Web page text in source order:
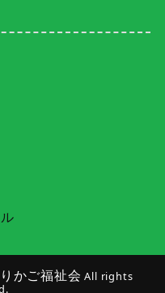
かご福祉会 All rights